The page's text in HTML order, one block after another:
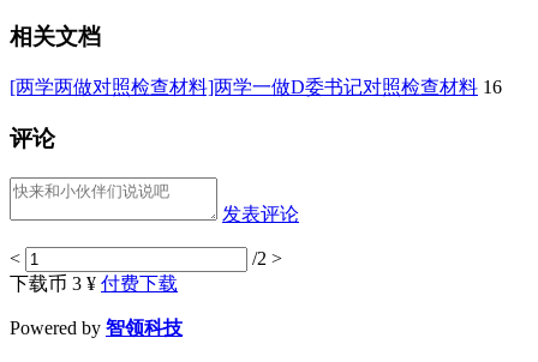
相关文档
[两学两做对照检查材料]两学一做D委书记对照检查材料 16
评论
发表评论
< /2 >
下载币 3 ¥ 付费下载
Powered by 智领科技